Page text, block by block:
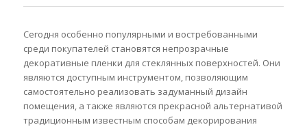
Сегодня особенно популярными и востребованными
среди покупателей становятся непрозрачные
декоративные пленки для стеклянных поверхностей. Они
являются доступным инструментом, позволяющим
самостоятельно реализовать задуманный дизайн
помещения, а также являются прекрасной альтернативой
традиционным известным способам декорирования